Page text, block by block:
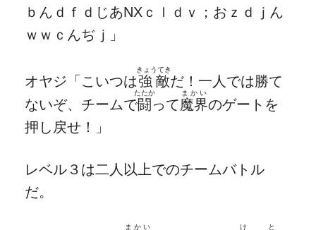
ｂんｄｆｄじあNXｃｌｄｖ；おｚｄｊん
ｗｗｃんぢｊ」
オヤジ「こいつは強敵
きょうてき
だ！一人では勝て
ないぞ、チームで闘
たたか
って魔界
まかい
のゲートを
押し戻せ！」
レベル３は二人以上でのチームバトル
だ。
まかい け と